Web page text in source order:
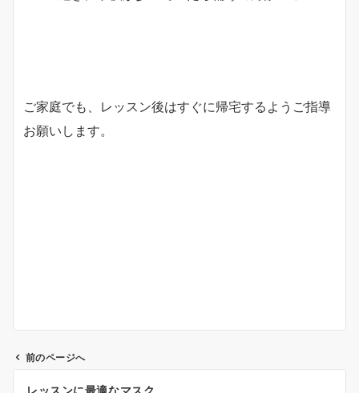
ご家庭でも、レッスン後はすぐに帰宅するようご指導
お願いします。
投
前のページへ
レッスンに最適なマスク